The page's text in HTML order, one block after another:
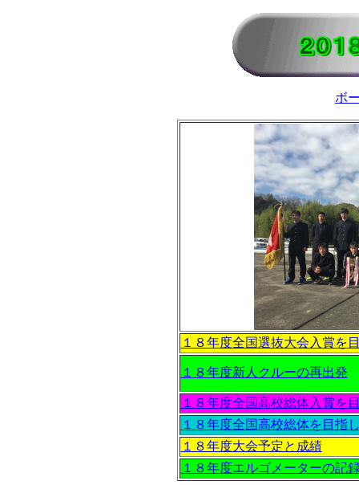
ボ
１８年度全国選抜大会入賞を
１８年度新人クルーの再出発
１８年度全国高校総体入賞を
１８年度全国高校総体を目指
１８年度大会予定と成績
１８年度エルゴメーターの記